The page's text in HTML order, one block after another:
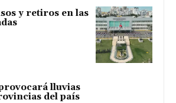
y retiros en las
lluvias
del país